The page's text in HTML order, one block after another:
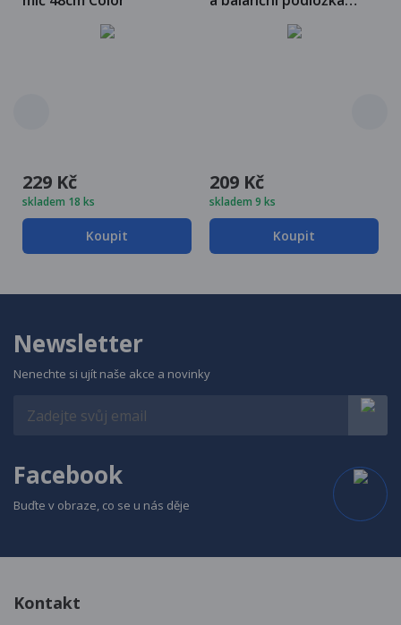
229 Kč
skladem 18 ks
Koupit
209 Kč
skladem 9 ks
Koupit
Newsletter
Nenechte si ujít naše akce a novinky
Facebook
Buďte v obraze, co se u nás děje
Kontakt